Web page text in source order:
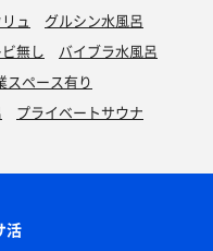
ュ
グルシン水風呂
無し
バイブラ水風呂
スペース有り
プライベートサウナ
活